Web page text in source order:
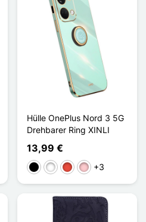
Hülle OnePlus Nord 3 5G
Drehbarer Ring XINLI
13,99 €
Schwarz
WeißRot Pink+3